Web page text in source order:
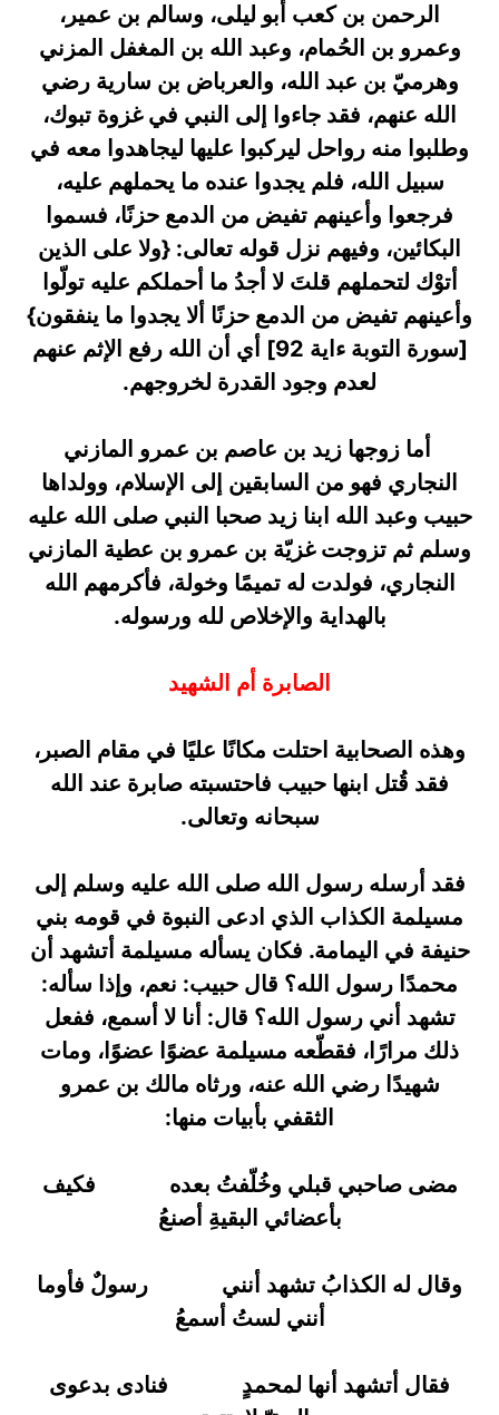
الرحمن بن كعب أبو ليلى، وسالم بن عمير،
وعمرو بن الحُمام، وعبد الله بن المغفل المزني
وهرميّ بن عبد الله، والعرباض بن سارية رضي
الله عنهم، فقد جاءوا إلى النبي في غزوة تبوك،
وطلبوا منه رواحل ليركبوا عليها ليجاهدوا معه في
سبيل الله، فلم يجدوا عنده ما يحملهم عليه،
فرجعوا وأعينهم تفيض من الدمع حزنًا، فسموا
البكائين، وفيهم نزل قوله تعالى: {ولا على الذين
أتوْك لتحملهم قلتَ لا أجدُ ما أحملكم عليه تولّوا
وأعينهم تفيض من الدمع حزنًا ألا يجدوا ما ينفقون}
[سورة التوبة ءاية 92] أي أن الله رفع الإثم عنهم
لعدم وجود القدرة لخروجهم.
أما زوجها زيد بن عاصم بن عمرو المازني
النجاري فهو من السابقين إلى الإسلام، وولداها
حبيب وعبد الله ابنا زيد صحبا النبي صلى الله عليه
وسلم ثم تزوجت غزيّة بن عمرو بن عطية المازني
النجاري، فولدت له تميمًا وخولة، فأكرمهم الله
بالهداية والإخلاص لله ورسوله.
الصابرة أم الشهيد
وهذه الصحابية احتلت مكانًا عليًا في مقام الصبر،
فقد قُتل ابنها حبيب فاحتسبته صابرة عند الله
سبحانه وتعالى.
فقد أرسله رسول الله صلى الله عليه وسلم إلى
مسيلمة الكذاب الذي ادعى النبوة في قومه بني
حنيفة في اليمامة. فكان يسأله مسيلمة أتشهد أن
محمدًا رسول الله؟ قال حبيب: نعم، وإذا سأله:
تشهد أني رسول الله؟ قال: أنا لا أسمع، ففعل
ذلك مرارًا، فقطّعه مسيلمة عضوًا عضوًا، ومات
شهيدًا رضي الله عنه، ورثاه مالك بن عمرو
الثقفي بأبيات منها:
مضى صاحبي قبلي وخُلّفتُ بعده
فكيف
بأعضائي البقيةِ أصنعُ
وقال له الكذابُ تشهد أنني
رسولٌ فأوما
أنني لستُ أسمعُ
فقال أتشهد أنها لمحمدٍ
فنادى بدعوى